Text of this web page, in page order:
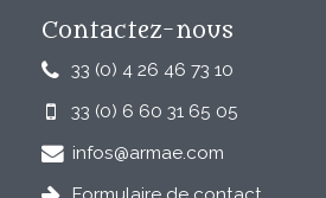
Contactez-nous
33 (0) 4 26 46 73 10
33 (0) 6 60 31 65 05
infos@armae.com